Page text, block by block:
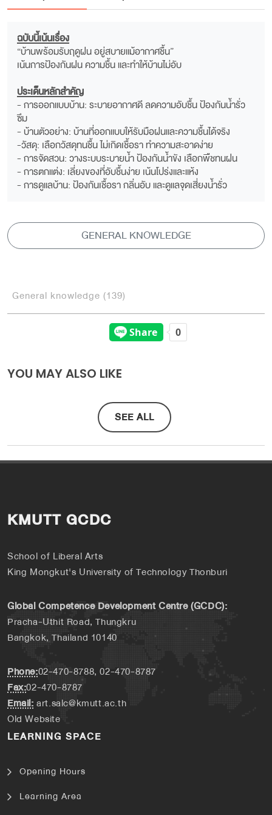
ฉบับนี้เน้นเรื่อง
“บ้านพร้อมรับฤดูฝน อยู่สบายแม้อากาศชื้น”
เน้นการป้องกันฝน ความชื้น และทำให้บ้านไม่อับ
ประเด็นหลักสำคัญ
- การออกแบบบ้าน: ระบายอากาศดี ลดความอับชื้น ป้องกันน้ำรั่ว
ซึม
- บ้านตัวอย่าง: บ้านที่ออกแบบให้รับมือฝนและความชื้นได้จริง
-วัสดุ: เลือกวัสดุทนชื้น ไม่เกิดเชื้อรา ทำความสะอาดง่าย
- การจัดสวน: วางระบบระบายน้ำ ป้องกันน้ำขัง เลือกพืชทนฝน
- การตกแต่ง: เลี่ยงของที่อับชื้นง่าย เน้นโปร่งและแห้ง
- การดูแลบ้าน: ป้องกันเชื้อรา กลิ่นอับ และดูแลจุดเสี่ยงน้ำรั่ว
GENERAL KNOWLEDGE
General knowledge (139)
YOU MAY ALSO LIKE
SEE ALL
KMUTT GCDC
School of Liberal Arts
King Mongkut's University of Technology Thonburi
Global Competence Development Centre (GCDC):
Pracha-Uthit Road, Thungkru
Bangkok, Thailand 10140
Phone:02-470-8788, 02-470-8787
Fax:02-470-8787
Email:art.salc@kmutt.ac.th
Old Website
LEARNING SPACE
Opening Hours
Learning Area